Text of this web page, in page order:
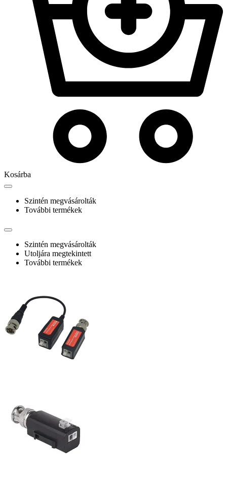
Kosárba
Szintén megvásárolták
További termékek
Szintén megvásárolták
Utoljára megtekintett
További termékek